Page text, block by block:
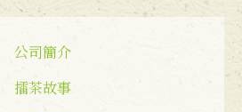
公司簡介
擂茶故事